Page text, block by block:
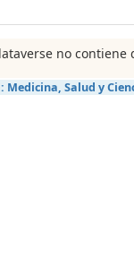
no
Medicina, Salud y